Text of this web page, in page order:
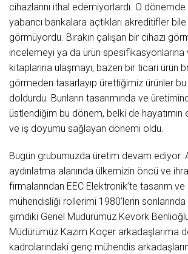
cihazlarını ithal edemiyorlardı. O dönemde
yabancı bankalara açtıkları akreditifler
görmüyordu. Bırakın çalışan bir cihazı
incelemeyi ya da ürün spesifikasyonlarına
kitaplarına ulaşmayı, bazen bir ticari ürün
görmeden tasarlayıp ürettiğimiz ürünler
doldurdu. Bunların tasarımında ve
üstlendiğim bu dönem, belki de hayatımın
ve iş doyumu sağlayan dönemi oldu.
Bugün grubumuzda üretim devam ediyor.
aydınlatma alanında ülkemizin öncü ve
firmalarından EEC Elektronik’te tasarım
mühendisliği rollerimi 1980’lerin
şimdiki Genel Müdürümüz Kevork
Müdürümüz Kazım Koçer arkadaşlarıma
kadrolarındaki genç mühendis